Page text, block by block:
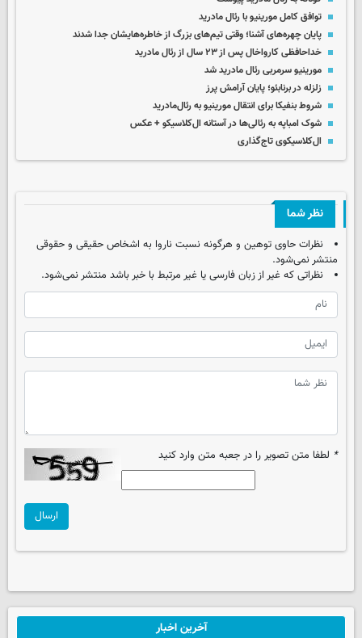
توافق کامل مورینیو با رئال مادرید
پایان چهره‌های آشنا؛ وقتی تیم‌های بزرگ از خاطره‌هایشان جدا شدند
خداحافظی کارواخال پس از ۲۳ سال از رئال مادرید
مورینیو سرمربی رئال مادرید شد
زلزله در برنابئو؛ پایان آرامش پرز
شروط بنفیکا برای انتقال مورینیو به رئال‌مادرید
شوک امباپه به رئالی‌ها در آستانه ال‌کلاسیکو + عکس
ال‌کلاسیکوی تاج‌گذاری
نظر شما
نظرات حاوی توهین و هرگونه نسبت ناروا به اشخاص حقیقی و حقوقی
منتشر نمی‌شود.
نظراتی که غیر از زبان فارسی یا غیر مرتبط با خبر باشد منتشر نمی‌شود.
* لطفا متن تصویر را در جعبه متن وارد کنید
ارسال
آخرین اخبار